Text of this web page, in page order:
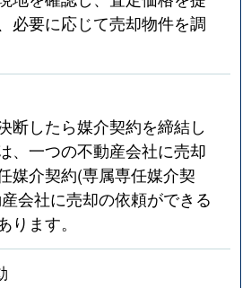
必要に応じて売却物件を調
断したら媒介契約を締結し
、一つの不動産会社に売却
媒介契約(専属専任媒介契
会社に売却の依頼ができる
ります。